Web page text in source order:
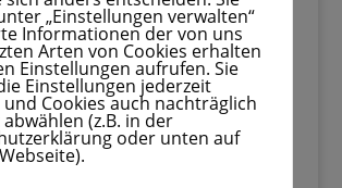
21, 2025|Rauhnächte
den Jahren Die Zeit zwischen
dem Dreikönigstag ist seit
von einer besonderen Stimmung
draußen Kälte und Stille herrschen,
innen gezogen. Kein Wunder,
„Einstellungen verwalten“
Informationen der von uns
Arten von Cookies erhalten
Einstellungen aufrufen. Sie
Einstellungen jederzeit
Cookies auch nachträglich
(z.B. in der
oder unten auf